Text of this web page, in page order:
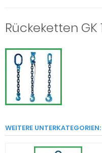
Rückeketten GK
WEITERE UNTERKATEGORIEN: